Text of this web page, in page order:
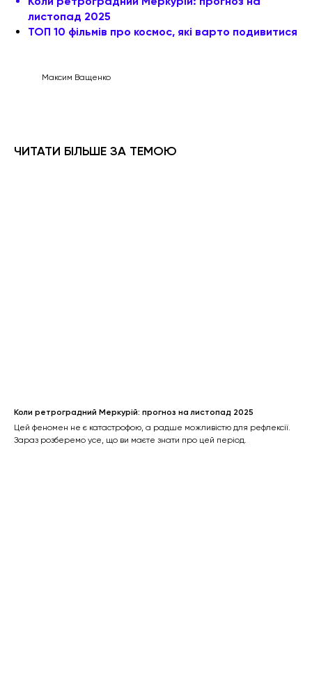
листопад 2025
ТОП 10 фільмів про космос, які варто подивитися
Максим Ващенко
ЧИТАТИ БІЛЬШЕ ЗА ТЕМОЮ
Коли ретроградний Меркурій: прогноз на листопад 2025
Цей феномен не є катастрофою, а радше можливістю для рефлексії.
Зараз розберемо усе, що ви маєте знати про цей період.